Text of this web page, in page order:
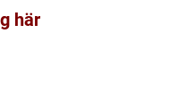
här